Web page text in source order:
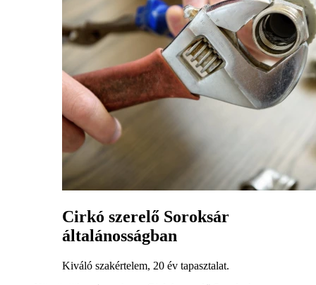
Cirkó szerelő Soroksár
általánosságban
Kiváló szakértelem, 20 év tapasztalat.